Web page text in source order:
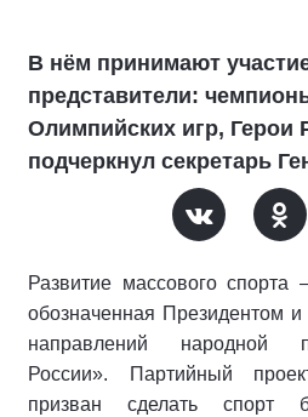
В нём принимают
представители:
Олимпийских игр, Герои
подчеркнул секретарь
Развитие массового
обозначенная Президентом
направлений народной
России». Партийный
призван сделать спорт